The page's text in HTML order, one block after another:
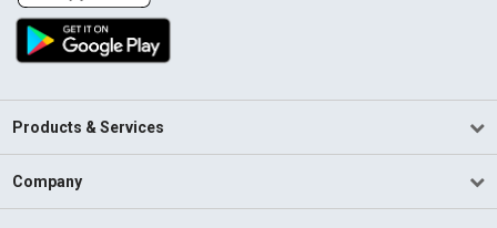
Products & Services
Company